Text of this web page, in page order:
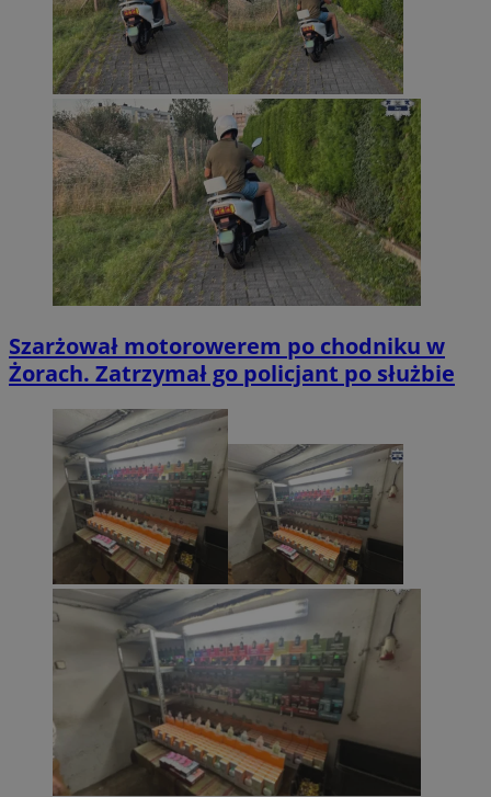
Szarżował motorowerem po chodniku w
Żorach. Zatrzymał go policjant po służbie